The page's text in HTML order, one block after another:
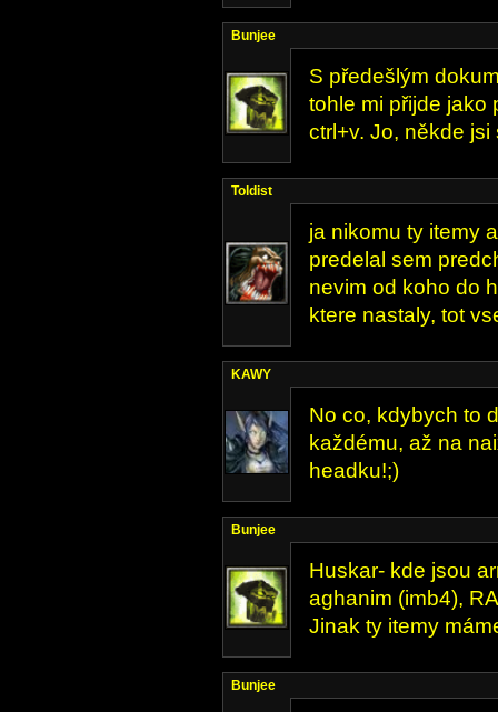
Bunjee
S předešlým
tohle mi přijde jako
ctrl+v. Jo, někde
Toldist
ja nikomu ty itemy
predelal sem
nevim od koho do
ktere nastaly, tot
KAWY
No co, kdybych to
každému, až na
headku!;)
Bunjee
Huskar- kde jsou
aghanim (imb4),
Jinak ty itemy
Bunjee